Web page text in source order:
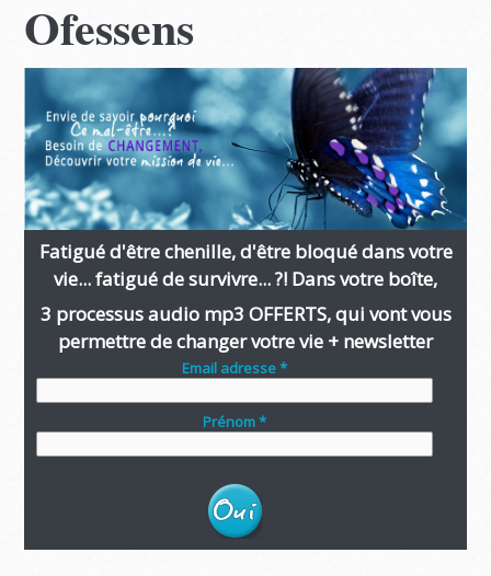
Ofessens
Fatigué d'être chenille, d'être bloqué dans votre
vie... fatigué de survivre... ?! Dans votre boîte,
3 processus audio mp3 OFFERTS, qui vont vous
permettre de changer votre vie + newsletter
Email adresse *
Prénom *